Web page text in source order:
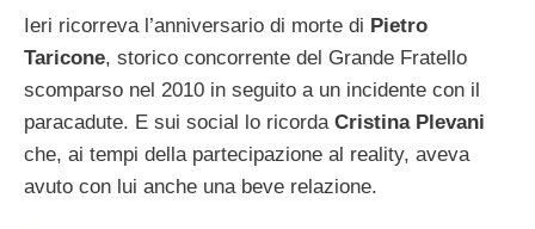
Ieri ricorreva l’anniversario di morte di Pietro
Taricone, storico concorrente del Grande Fratello
scomparso nel 2010 in seguito a un incidente con il
paracadute. E sui social lo ricorda Cristina Plevani
che, ai tempi della partecipazione al reality, aveva
avuto con lui anche una beve relazione.